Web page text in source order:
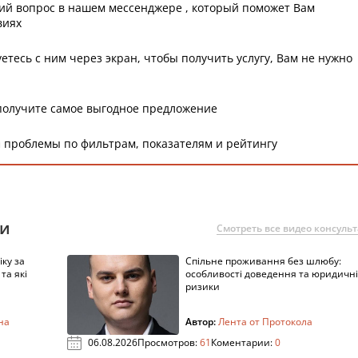
вопрос в нашем мессенджере , который поможет Вам
с ним через экран, чтобы получить услугу, Вам не нужно
самое выгодное предложение
по фильтрам, показателям и рейтингу
Смотреть все видео
за
які
Спільне проживання без шлюбу:
особливості доведення та юридичні
ризики
Автор:Лента от Протокола
06.08.2026Просмотров:61Коментарии:0